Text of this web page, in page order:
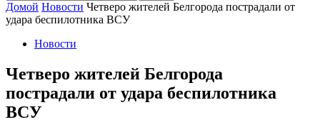
Домой Новости Четверо жителей Белгорода пострадали от
удара беспилотника ВСУ
Новости
Четверо жителей Белгорода
пострадали от удара беспилотника
ВСУ